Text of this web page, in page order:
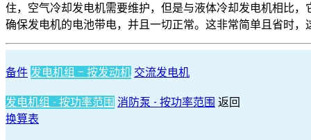
住，空气冷却发电机需要维护，但是与液体冷却发电机相比
确保发电机的电池带电，并且一切正常。这非常简单且省时
备件 发电机组 – 按发动机 交流发电机
发电机组 - 按功率范围 消防泵 - 按功率范围 返回
换算表